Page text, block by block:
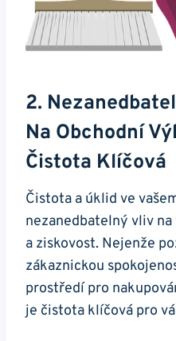
2.
Na Obchodní
Čistota Klíčová
Čistota a úklid ve
nezanedbatelný vliv
a ziskovost. Nejenže
zákaznickou
prostředí pro
je čistota klíčová pro